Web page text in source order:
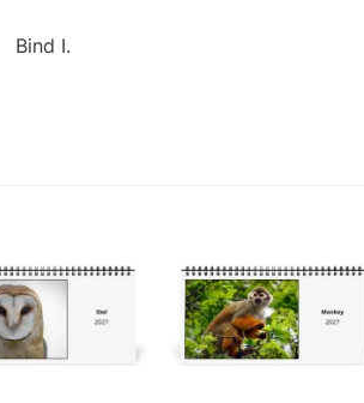
Bind I.